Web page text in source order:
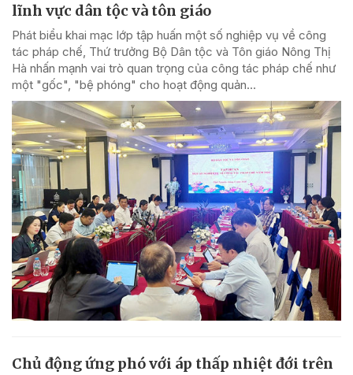
lĩnh vực dân tộc và tôn giáo
Phát biểu khai mạc lớp tập huấn một số nghiệp vụ về công
tác pháp chế, Thứ trưởng Bộ Dân tộc và Tôn giáo Nông Thị
Hà nhấn mạnh vai trò quan trọng của công tác pháp chế như
một "gốc", "bệ phóng" cho hoạt động quản...
Chủ động ứng phó với áp thấp nhiệt đới trên